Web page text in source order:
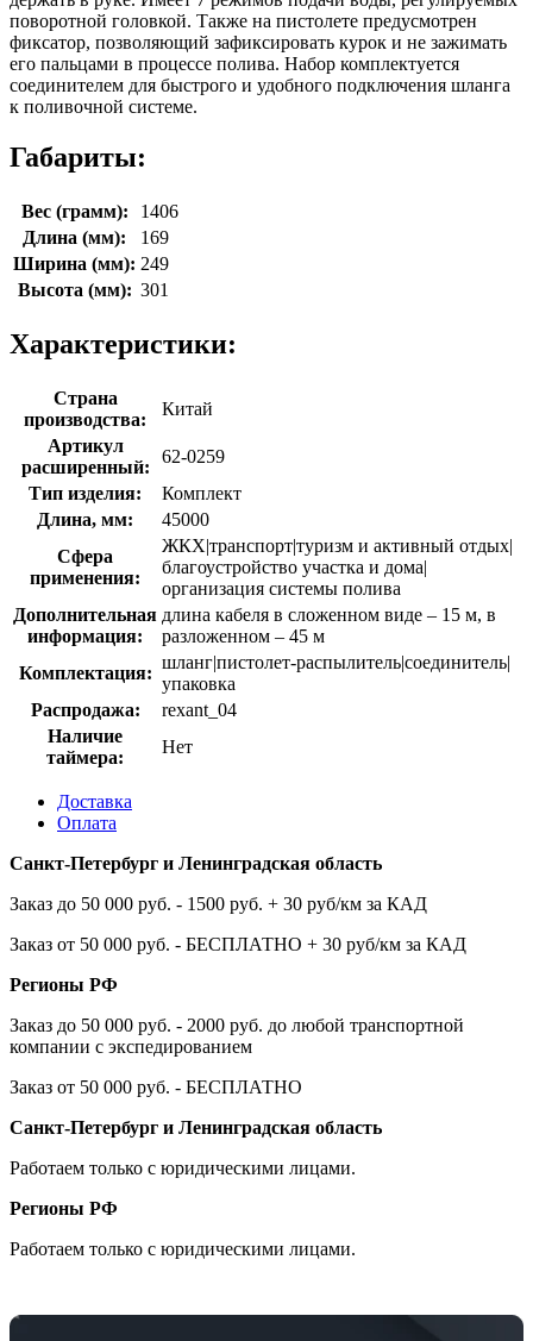
поворотной головкой. Также на пистолете предусмотрен
фиксатор, позволяющий зафиксировать курок и не зажимать
его пальцами в процессе полива. Набор комплектуется
соединителем для быстрого и удобного подключения шланга
к поливочной системе.
Габариты:
Вес (грамм):
1406
Длина (мм):
169
Ширина (мм): 249
Высота (мм): 301
Характеристики:
Страна
производства:
Китай
Артикул
расширенный:
62-0259
Тип изделия:
Комплект
Длина, мм:
45000
Сфера
применения:
ЖКХ|транспорт|туризм и активный отдых|
благоустройство участка и дома|
организация системы полива
Дополнительная
информация:
длина кабеля в сложенном виде – 15 м, в
разложенном – 45 м
Комплектация:
шланг|пистолет-распылитель|соединитель|
упаковка
Распродажа:
rexant_04
Наличие
таймера:
Нет
Доставка
Оплата
Санкт-Петербург и Ленинградская область
Заказ до 50 000 руб. - 1500 руб. + 30 руб/км за КАД
Заказ от 50 000 руб. - БЕСПЛАТНО + 30 руб/км за КАД
Регионы РФ
Заказ до 50 000 руб. - 2000 руб. до любой транспортной
компании с экспедированием
Заказ от 50 000 руб. - БЕСПЛАТНО
Санкт-Петербург и Ленинградская область
Работаем только с юридическими лицами.
Регионы РФ
Работаем только с юридическими лицами.